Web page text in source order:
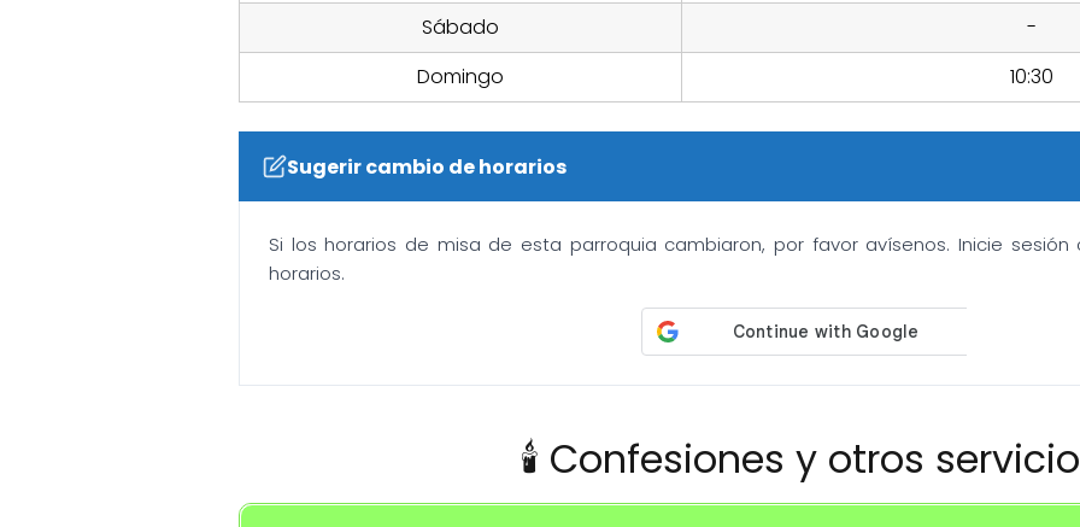
Sábado
-
Domingo
10:30
Sugerir cambio de horarios
Si los horarios de misa de esta parroquia cambiaron, por favor avísenos. Inicie
horarios.
🕯️ Confesiones y otros